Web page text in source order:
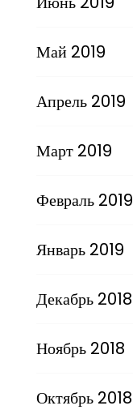
Май 2019
Апрель 2019
Март 2019
Февраль 2019
Январь 2019
Декабрь 2018
Ноябрь 2018
Октябрь 2018